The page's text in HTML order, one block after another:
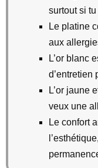
surtout si
Le platine
aux
L’or blanc
d’entretien
L’or jaune
veux une
Le confort